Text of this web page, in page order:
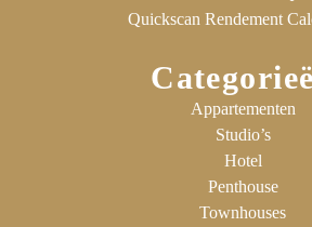
Quickscan Rendement
Appartementen
Studio’s
Hotel
Penthouse
Townhouses